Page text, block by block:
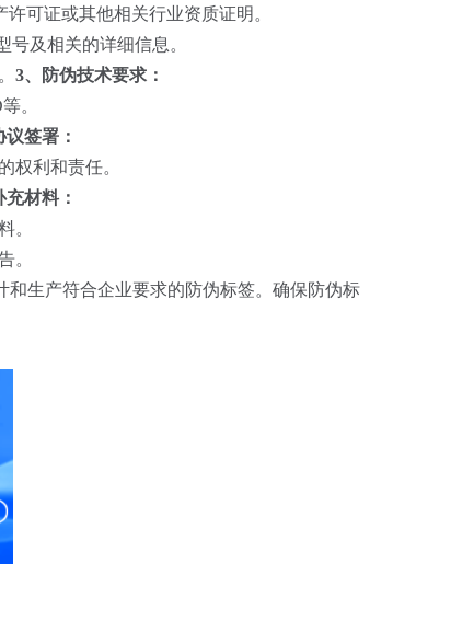
许可证或其他相关行业资质证明。
号及相关的详细信息。
3、防伪技术要求：
。
签署：
权利和责任。
材料：
。
。
生产符合企业要求的防伪标签。确保防伪标